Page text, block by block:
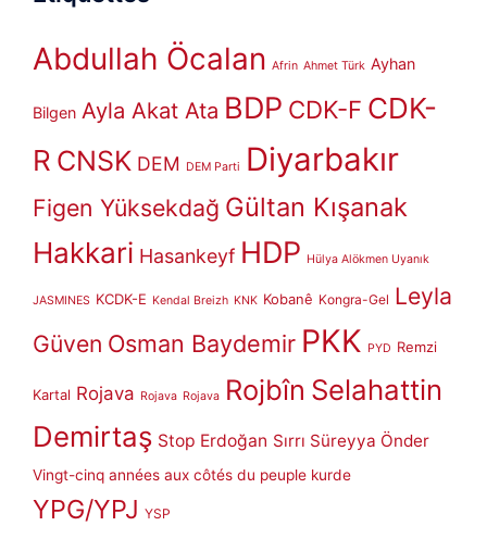
Abdullah Öcalan Afrin Ahmet Türk Ayhan
Bilgen Ayla Akat Ata BDP CDK-F CDK-
R CNSK DEM DEM Parti Diyarbakır
Figen Yüksekdağ Gültan Kışanak
Hakkari Hasankeyf HDP Hülya Alökmen Uyanık
JASMINES KCDK-E Kendal Breizh KNK Kobanê Kongra-Gel Leyla
Güven Osman Baydemir PKK PYD Remzi
Kartal Rojava Rojava Rojava Rojbîn Selahattin
Demirtaş Stop Erdoğan Sırrı Süreyya Önder
Vingt-cinq années aux côtés du peuple kurde
YPG/YPJ YSP